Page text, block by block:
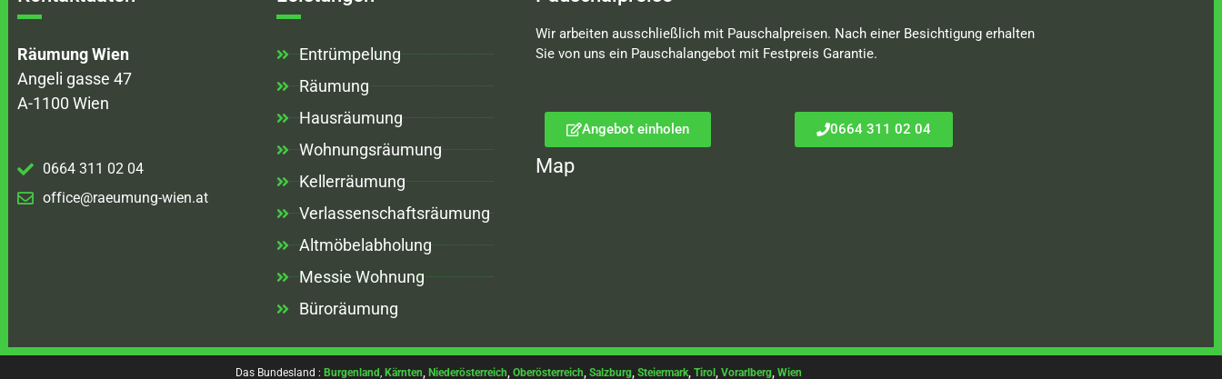
Räumung Wien
Angeli gasse 47
A-1100 Wien
0664 311 02 04
office@raeumung-wien.at
Entrümpelung
Räumung
Hausräumung
Wohnungsräumung
Kellerräumung
Verlassenschaftsräumung
Altmöbelabholung
Messie Wohnung
Büroräumung
Wir arbeiten ausschließlich mit Pauschalpreisen. Nach einer Besichtigung erhalten
Sie von uns ein Pauschalangebot mit Festpreis Garantie.
Angebot einholen 0664 311 02 04
Map
Das Bundesland : Burgenland Kärnten Niederösterreich Oberösterreich Salzburg, Steiermark, Tirol, Vorarlberg, Wien